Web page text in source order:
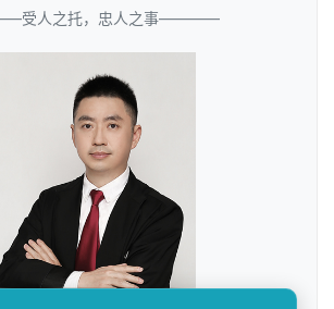
人之托，忠人之事————